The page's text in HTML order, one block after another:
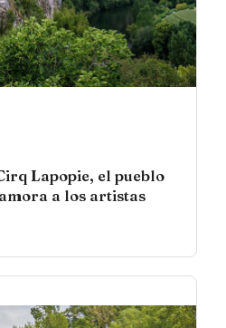
Lapopie, el pueblo
a los artistas